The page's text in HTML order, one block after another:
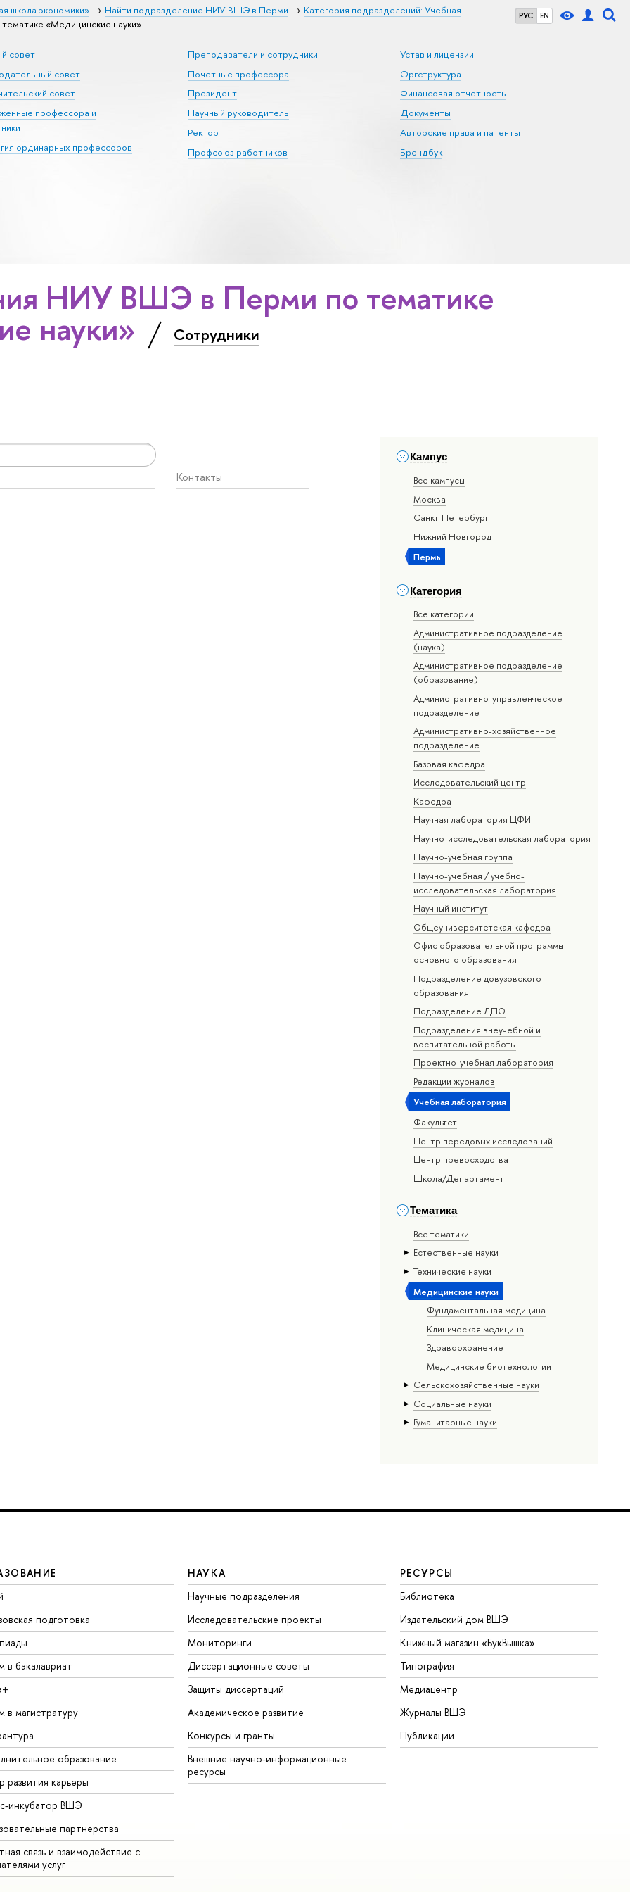
РУС EN
школа экономики» Найти подразделение НИУ ВШЭ в Перми
Категория подразделений: Учебная
«Медицинские науки»
совет
совет
совет
профессора и
ординарных профессоров
Преподаватели и сотрудники
Почетные профессора
Президент
Научный руководитель
Ректор
Профсоюз работников
Устав и лицензии
Оргструктура
Финансовая отчетность
Документы
Авторские права и патенты
Брендбук
НИУ ВШЭ в Перми по тематике
науки» Сотрудники
Кампус
Все кампусы
Москва
Санкт-Петербург
Нижний Новгород
Пермь
Категория
Все категории
Административное подразделение
(наука)
Административное подразделение
(образование)
Административно-управленческое
подразделение
Административно-хозяйственное
подразделение
Базовая кафедра
Исследовательский центр
Кафедра
Научная лаборатория ЦФИ
Научно-исследовательская лаборатория
Научно-учебная группа
Научно-учебная / учебно-
исследовательская лаборатория
Научный институт
Общеуниверситетская кафедра
Офис образовательной программы
основного образования
Подразделение довузовского
образования
Подразделение ДПО
Подразделения внеучебной и
воспитательной работы
Проектно-учебная лаборатория
Редакции журналов
Учебная лаборатория
Факультет
Центр передовых исследований
Центр превосходства
Школа/Департамент
Тематика
Все тематики
Естественные науки
Тех­ничес­кие науки
Медицинские науки
Фундаментальная медицина
Клиническая медицина
Здравоохранение
Медицинские биотехнологии
Сельскохозяйственные науки
Социальные науки
Гуманитарные науки
Контакты
подготовка
в бакалавриат
в магистратуру
образование
развития карьеры
инкубатор ВШЭ
партнерства
связь и взаимодействие с
услуг
НАУКА
Научные подразделения
Исследовательские проекты
Мониторинги
Диссертационные советы
Защиты диссертаций
Академическое развитие
Конкурсы и гранты
Внешние научно-информационные
ресурсы
РЕСУРСЫ
Библиотека
Издательский дом ВШЭ
Книжный магазин «БукВышка»
Типография
Медиацентр
Журналы ВШЭ
Публикации